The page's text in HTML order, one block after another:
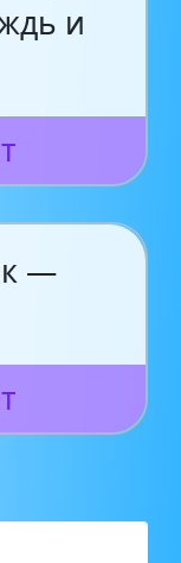
и
—